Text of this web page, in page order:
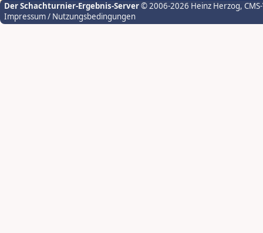
Der Schachturnier-Ergebnis-Server© 2006-2026 Heinz Herzog,
Impressum / Nutzungsbedingungen